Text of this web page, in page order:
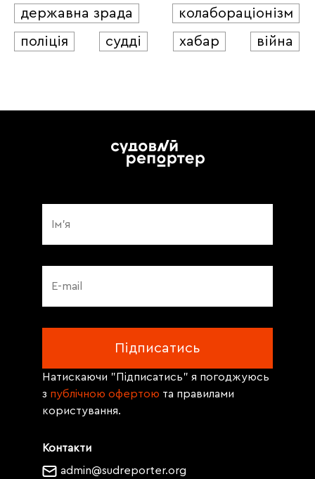
державна зрада
колабораціонізм
поліція
судді хабар війна
Контакти
admin@sudreporter.org
Натискаючи "Підписатись" я погоджуюсь
з публічною офертою та правилами
користування.